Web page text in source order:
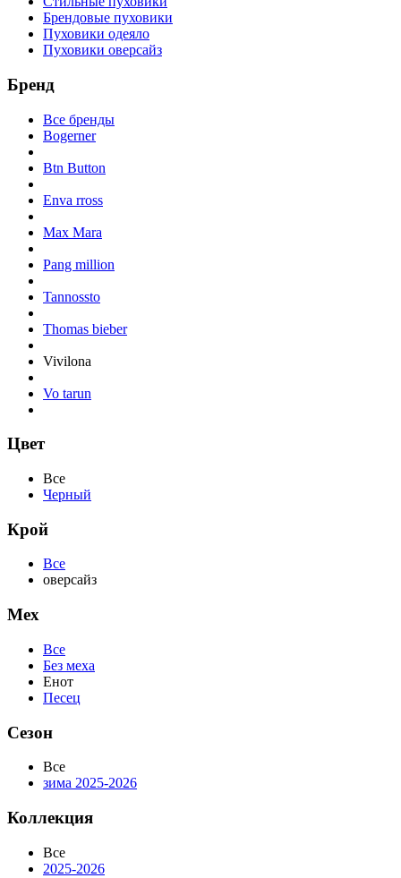
Брендовые пуховики
Пуховики одеяло
Пуховики оверсайз
Бренд
Все бренды
Bogerner
Btn Button
Enva rross
Max Mara
Pang million
Tannossto
Thomas bieber
Vivilona
Vo tarun
Цвет
Все
Черный
Крой
Все
оверсайз
Мех
Все
Без меха
Енот
Песец
Сезон
Все
зима 2025-2026
Коллекция
Все
2025-2026